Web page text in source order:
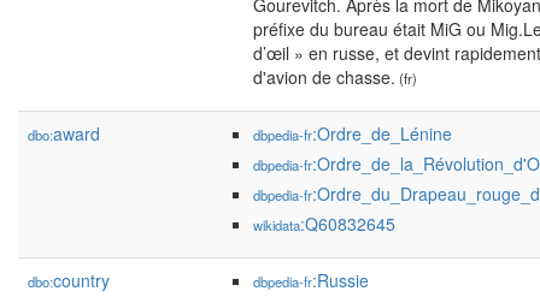
Gourevitch. Après la mort de
préfixe du bureau était MiG ou
d’œil » en russe, et devint
d'avion de chasse. (fr)
dbo:award dbpedia-fr:Ordre_de_Lénine
dbpedia-fr
dbpedia-fr
wikidata:Q60832645
dbo:country dbpedia-fr:Russie